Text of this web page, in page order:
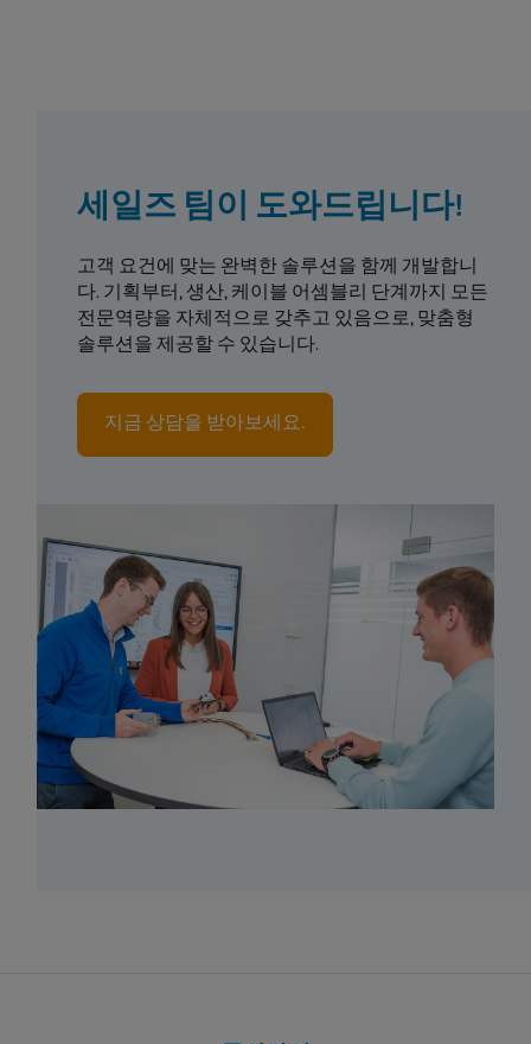
세일즈 팀이 도와드립니다!
고객 요건에 맞는 완벽한 솔루션을 함께 개발합니
다. 기획부터, 생산, 케이블 어셈블리 단계까지 모든
전문역량을 자체적으로 갖추고 있음으로, 맞춤형
솔루션을 제공할 수 있습니다.
지금 상담을 받아보세요.